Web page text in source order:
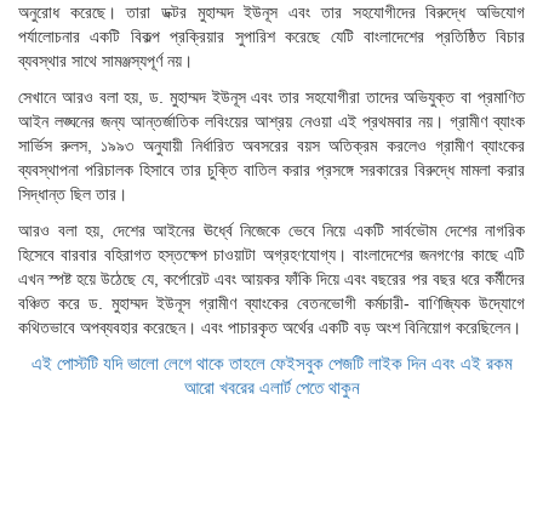
অনুরোধ করেছে। তারা ডক্টর মুহাম্মদ ইউনূস এবং তার সহযোগীদের বিরুদ্ধে অভিযোগ
পর্যালোচনার একটি বিকল্প প্রক্রিয়ার সুপারিশ করেছে যেটি বাংলাদেশের প্রতিষ্ঠিত বিচার
ব্যবস্থার সাথে সামঞ্জস্যপূর্ণ নয়।
সেখানে আরও বলা হয়, ড. মুহাম্মদ ইউনূস এবং তার সহযোগীরা তাদের অভিযুক্ত বা প্রমাণিত
আইন লঙ্ঘনের জন্য আন্তর্জাতিক লবিংয়ের আশ্রয় নেওয়া এই প্রথমবার নয়। গ্রামীণ ব্যাংক
সার্ভিস রুলস, ১৯৯৩ অনুযায়ী নির্ধারিত অবসরের বয়স অতিক্রম করলেও গ্রামীণ ব্যাংকের
ব্যবস্থাপনা পরিচালক হিসাবে তার চুক্তি বাতিল করার প্রসঙ্গে সরকারের বিরুদ্ধে মামলা করার
সিদ্ধান্ত ছিল তার।
আরও বলা হয়, দেশের আইনের ঊর্ধ্বে নিজেকে ভেবে নিয়ে একটি সার্বভৌম দেশের নাগরিক
হিসেবে বারবার বহিরাগত হস্তক্ষেপ চাওয়াটা অগ্রহণযোগ্য। বাংলাদেশের জনগণের কাছে এটি
এখন স্পষ্ট হয়ে উঠেছে যে, কর্পোরেট এবং আয়কর ফাঁকি দিয়ে এবং বছরের পর বছর ধরে কর্মীদের
বঞ্চিত করে ড. মুহাম্মদ ইউনূস গ্রামীণ ব্যাংকের বেতনভোগী কর্মচারী- বাণিজ্যিক উদ্যোগে
কথিতভাবে অপব্যবহার করেছেন। এবং পাচারকৃত অর্থের একটি বড় অংশ বিনিয়োগ করেছিলেন।
এই পোস্টটি যদি ভালো লেগে থাকে তাহলে ফেইসবুক পেজটি লাইক দিন এবং এই রকম
আরো খবরের এলার্ট পেতে থাকুন